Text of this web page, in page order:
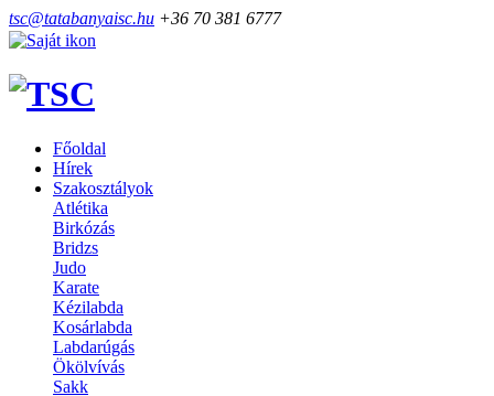
tsc@tatabanyaisc.hu +36 70 381 6777
Főoldal
Hírek
Szakosztályok
Atlétika
Birkózás
Bridzs
Judo
Karate
Kézilabda
Kosárlabda
Labdarúgás
Ökölvívás
Sakk